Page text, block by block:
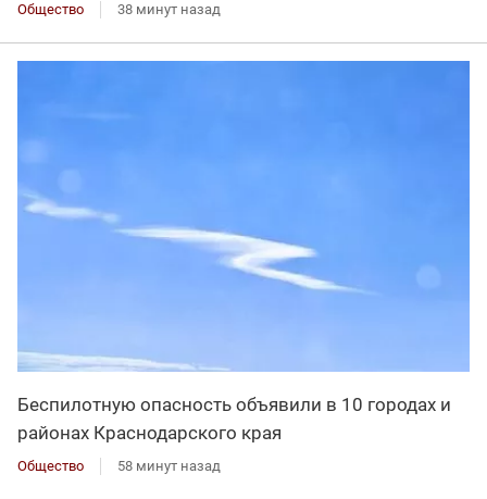
Общество 38 минут назад
Беспилотную опасность объявили в 10 городах и
районах Краснодарского края
Общество 58 минут назад